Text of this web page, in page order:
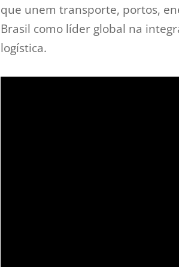
que unem transporte, portos,
Brasil como líder global na
logística.